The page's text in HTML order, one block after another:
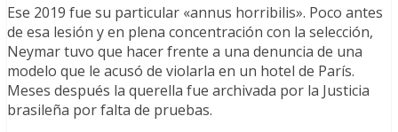
Ese 2019 fue su particular «annus horribilis». Poco antes
de esa lesión y en plena concentración con la selección,
Neymar tuvo que hacer frente a una denuncia de una
modelo que le acusó de violarla en un hotel de París.
Meses después la querella fue archivada por la Justicia
brasileña por falta de pruebas.